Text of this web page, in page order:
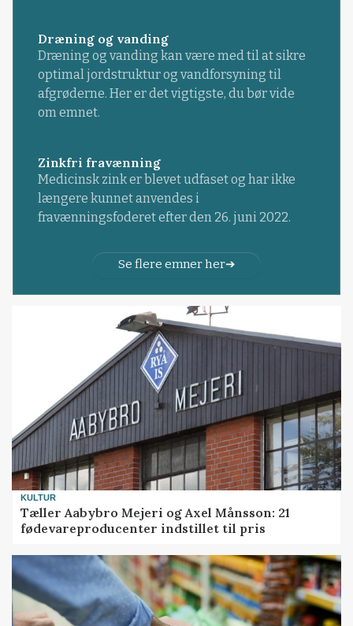
Dræning og vanding
Dræning og vanding kan være med til at sikre
optimal jordstruktur og vandforsyning til
afgrøderne. Her er det vigtigste, du bør vide
om emnet.
Zinkfri fravænning
Medicinsk zink er blevet udfaset og har ikke
længere kunnet anvendes i
fravænningsfoderet efter den 26. juni 2022.
Se flere emner her
KULTUR
Tæller Aabybro Mejeri og Axel Månsson: 21
fødevareproducenter indstillet til pris